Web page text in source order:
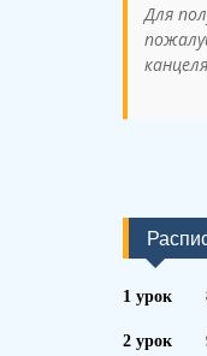
Для
1 урок
2 урок 9: